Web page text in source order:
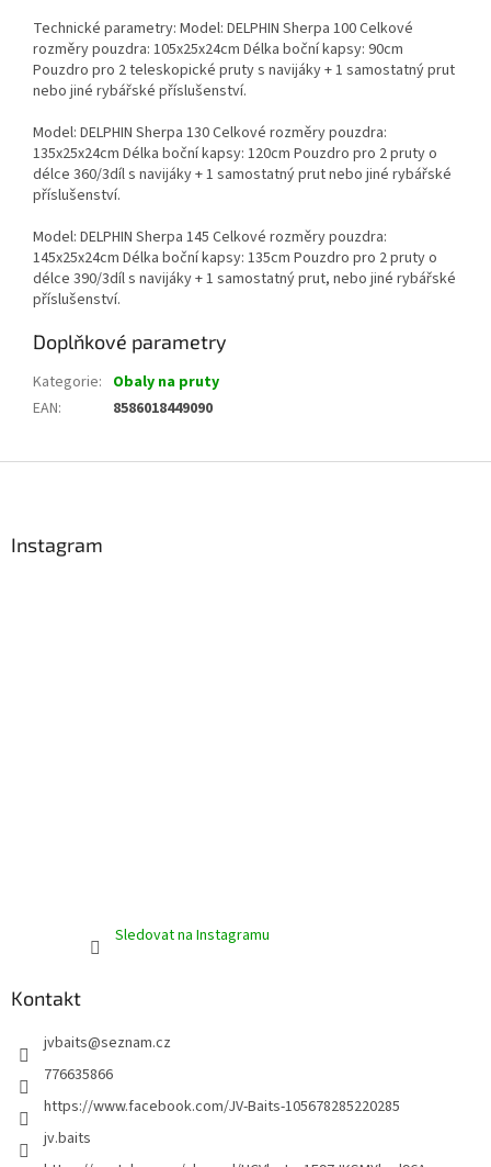
Technické parametry: Model: DELPHIN Sherpa 100 Celkové
rozměry pouzdra: 105x25x24cm Délka boční kapsy: 90cm
Pouzdro pro 2 teleskopické pruty s navijáky + 1 samostatný prut
nebo jiné rybářské příslušenství.
Model: DELPHIN Sherpa 130 Celkové rozměry pouzdra:
135x25x24cm Délka boční kapsy: 120cm Pouzdro pro 2 pruty o
délce 360/3díl s navijáky + 1 samostatný prut nebo jiné rybářské
příslušenství.
Model: DELPHIN Sherpa 145 Celkové rozměry pouzdra:
145x25x24cm Délka boční kapsy: 135cm Pouzdro pro 2 pruty o
délce 390/3díl s navijáky + 1 samostatný prut, nebo jiné rybářské
příslušenství.
Doplňkové parametry
Kategorie: Obaly na pruty
EAN: 8586018449090
Instagram
Sledovat na Instagramu
Kontakt
jvbaits@seznam.cz
776635866
https://www.facebook.com/JV-Baits-105678285220285
jv.baits